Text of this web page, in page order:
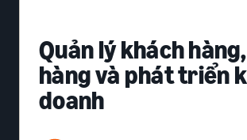
Quản lý khách
hàng và phát triển
doanh